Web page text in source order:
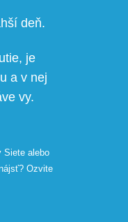
deň.
je
a v nej
vy.
Siete alebo
Ozvite